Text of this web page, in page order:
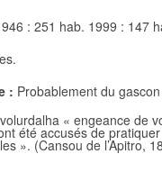
: 251 hab. 1999 : 147
: Probablement du
« engeance de
été accusés de
». (Cansou de l’Apitro,